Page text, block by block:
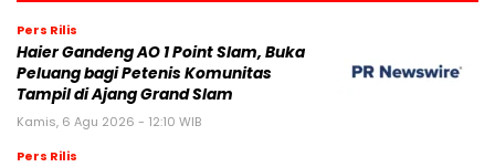
Pers Rilis
Haier Gandeng AO 1 Point Slam, Buka
Peluang bagi Petenis Komunitas
Tampil di Ajang Grand Slam
Kamis, 6 Agu 2026 - 12:10 WIB
Pers Rilis